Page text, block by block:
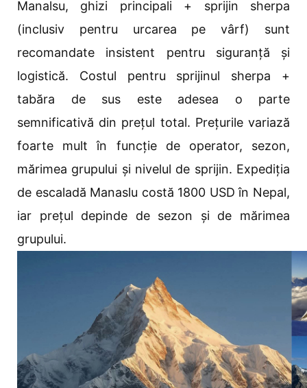
Manalsu, ghizi principali + sprijin sherpa
(inclusiv pentru urcarea pe vârf) sunt
recomandate insistent pentru siguranță și
logistică. Costul pentru sprijinul sherpa +
tabăra de sus este adesea o parte
semnificativă din prețul total. Prețurile variază
foarte mult în funcție de operator, sezon,
mărimea grupului și nivelul de sprijin. Expediția
de escaladă Manaslu costă 1800 USD în Nepal,
iar prețul depinde de sezon și de mărimea
grupului.